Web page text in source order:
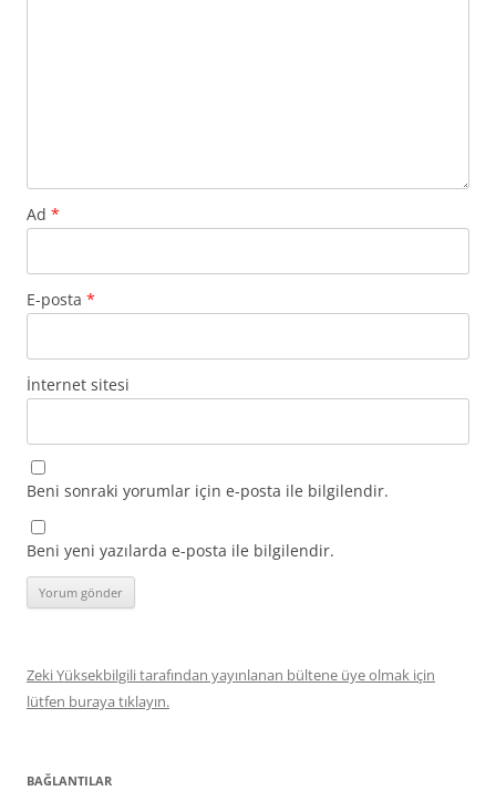
Ad *
E-posta *
İnternet sitesi
Beni sonraki yorumlar için e-posta ile bilgilendir.
Beni yeni yazılarda e-posta ile bilgilendir.
Zeki Yüksekbilgili tarafından yayınlanan bültene üye olmak için
lütfen buraya tıklayın.
BAĞLANTILAR